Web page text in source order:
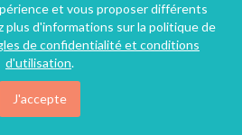
Ariège, Midi-Pyrénées, France
12 personnes
et vous proposer différents
plus d'informations sur la politique de
de confidentialité et conditions
d'utilisation.
J'accepte